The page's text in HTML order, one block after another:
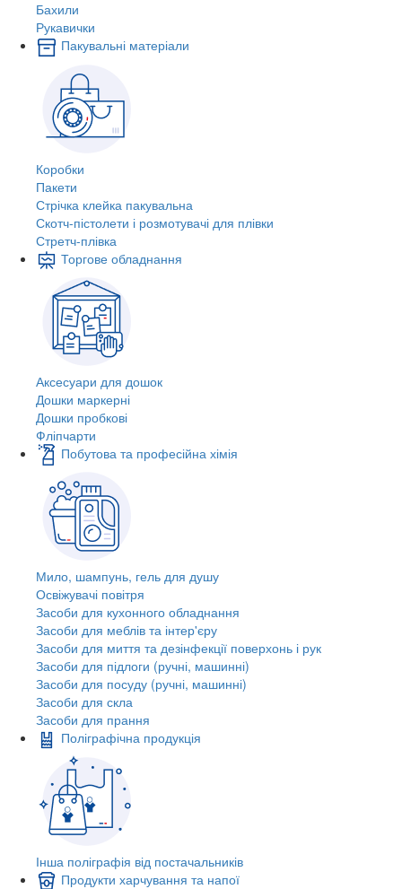
Бахили
Рукавички
Пакувальні матеріали
Коробки
Пакети
Стрічка клейка пакувальна
Скотч-пістолети і розмотувачі для плівки
Стретч-плівка
Торгове обладнання
Аксесуари для дошок
Дошки маркерні
Дошки пробкові
Фліпчарти
Побутова та професійна хімія
Мило, шампунь, гель для душу
Освіжувачі повітря
Засоби для кухонного обладнання
Засоби для меблів та інтер'єру
Засоби для миття та дезінфекції поверхонь і рук
Засоби для підлоги (ручні, машинні)
Засоби для посуду (ручні, машинні)
Засоби для скла
Засоби для прання
Поліграфічна продукція
Інша поліграфія від постачальників
Продукти харчування та напої